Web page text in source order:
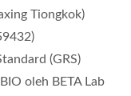
Tiongkok)
(GRS)
oleh BETA Lab